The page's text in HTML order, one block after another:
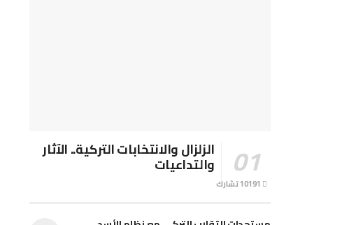
الزلزال والانتخابات التركية.. الآثار
والتداعيات